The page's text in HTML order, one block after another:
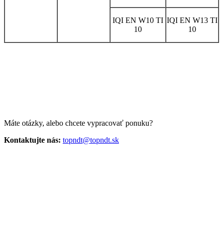
IQI EN W10 TI
10
IQI EN W13 TI
10
Máte otázky, alebo chcete vypracovať ponuku?
Kontaktujte nás: topndt@topndt.sk